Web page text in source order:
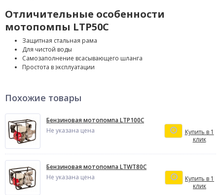
Отличительные особенности
мотопомпы LTP50C
Защитная стальная рама
Для чистой воды
Самозаполнение всасывающего шланга
Простота в эксплуатации
Похожие товары
Бензиновая мотопомпа LTP100C
Не указана цена
Купить в 1
клик
Бензиновая мотопомпа LTWT80C
Не указана цена
Купить в 1
клик